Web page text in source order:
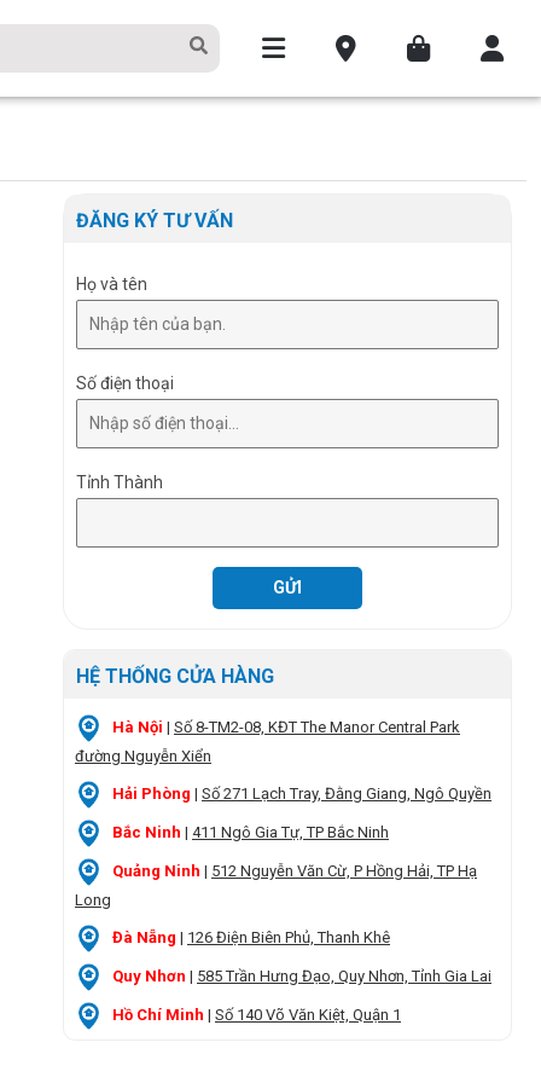
ĐĂNG KÝ TƯ VẤN
Họ và tên
Số điện thoại
Tỉnh Thành
HỆ THỐNG CỬA HÀNG
Hà Nội | Số 8-TM2-08, KĐT The Manor Central Park
đường Nguyễn Xiển
Hải Phòng | Số 271 Lạch Tray, Đằng Giang, Ngô Quyền
Bắc Ninh | 411 Ngô Gia Tự, TP Bắc Ninh
Quảng Ninh | 512 Nguyễn Văn Cừ, P Hồng Hải, TP Hạ
Long
Đà Nẵng | 126 Điện Biên Phủ, Thanh Khê
Quy Nhơn | 585 Trần Hưng Đạo, Quy Nhơn, Tỉnh Gia Lai
Hồ Chí Minh | Số 140 Võ Văn Kiệt, Quận 1